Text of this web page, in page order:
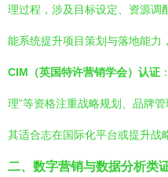
理过程，涉及目标设定、资源调
能系统提升项目策划与落地能力
CIM（英国特许营销学会）认证
理”等资格注重战略规划、品牌
其适合志在国际化平台或提升战
二、数字营销与数据分析类